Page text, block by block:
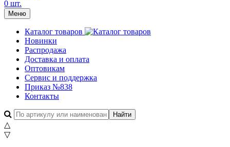
0 шт.
Меню
Каталог товаров
Новинки
Распродажа
Доставка и оплата
Оптовикам
Сервис и поддержка
Приказ №838
Контакты
△
▽